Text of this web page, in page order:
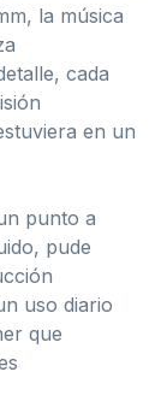
la música
cada
en un
punto a
pude
uso diario
que